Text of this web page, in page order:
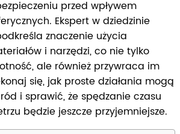
przed wpływem
Ekspert w dziedzinie
znaczenie użycia
i narzędzi, co nie tylko
ale również przywraca im
się, jak proste działania mogą
i sprawić, że spędzanie czasu
będzie jeszcze przyjemniejsze.